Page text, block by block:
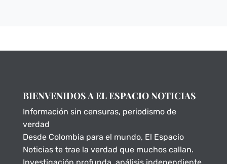
BIENVENIDOS A EL ESPACIO NOTICIAS
Información sin censuras, periodismo de
verdad
Desde Colombia para el mundo, El Espacio
Noticias te trae la verdad que muchos callan.